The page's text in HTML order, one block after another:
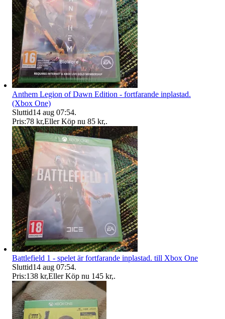
Anthem Legion of Dawn Edition - fortfarande inplastad.
(Xbox One)
Sluttid14 aug 07:54.
Pris:78 kr,Eller Köp nu 85 kr,.
Battlefield 1 - spelet är fortfarande inplastad. till Xbox One
Sluttid14 aug 07:54.
Pris:138 kr,Eller Köp nu 145 kr,.